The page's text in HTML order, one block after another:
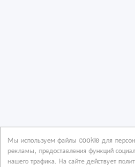
Мы используем файлы cookie для
рекламы, предоставления функций
нашего трафика. На сайте действует